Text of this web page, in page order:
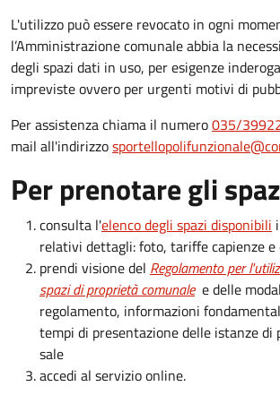
L'utilizzo può essere revocato in ogni
l’Amministrazione comunale abbia la
degli spazi dati in uso, per esigenze
impreviste ovvero per urgenti motivi di
Per assistenza chiama il numero035/
mail all'indirizzo
Per prenotare gli
consulta l'elenco degli spazi disponibili
relativi dettagli: foto, tariffe capienze e
prendi visione del Regolamento per
spazi di proprietà comunalee delle
regolamento, informazioni
tempi di presentazione delle istanze di
sale
accedi al servizio online.